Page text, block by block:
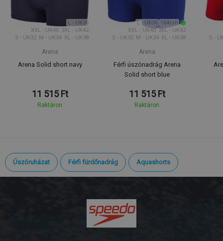
S - UK32 M - UK34 XL - UK38
XXL - UK40 3XL - UK42
L - UK36
Arena
Arena Solid short navy
11 515 Ft
Raktáron
S - UK32 M - UK34 XL - UK38
XXL - UK40 3XL - UK42
L - UK36 164cm
Arena
Férfi úszónadrág Arena
Solid short blue
11 515 Ft
Raktáron
S -
Úszóruházat Férfi fürdőnadrág Aquashorts